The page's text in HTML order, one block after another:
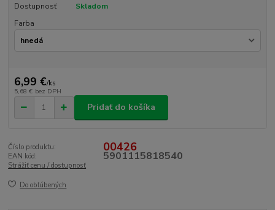
Dostupnosť
Skladom
Farba
6,99 €/ks
5,68 € bez DPH
Pridať do košíka
Číslo produktu: 00426
EAN kód: 5901115818540
Strážiť cenu / dostupnosť
Do obľúbených